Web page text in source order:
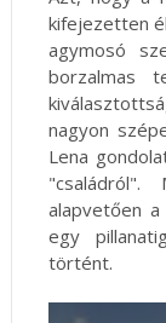
kifejezetten
agymosó
borzalmas
nagyon
Lena
alapvetően
egy
történt.